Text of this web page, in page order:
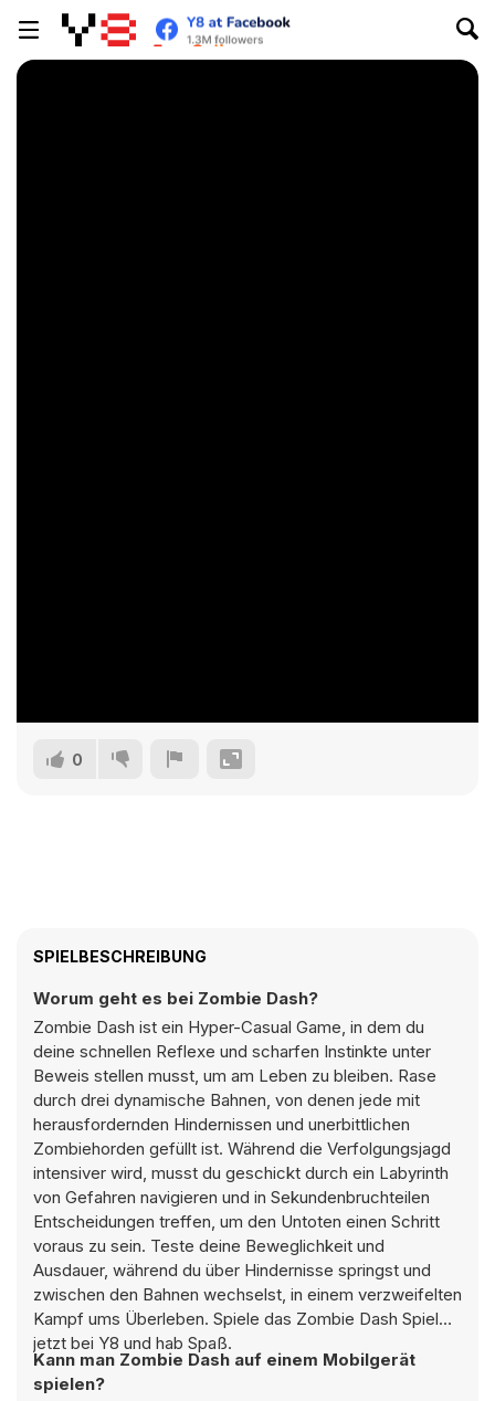
0
SPIELBESCHREIBUNG
Worum geht es bei Zombie Dash?
Zombie Dash ist ein Hyper-Casual Game, in dem du
deine schnellen Reflexe und scharfen Instinkte unter
Beweis stellen musst, um am Leben zu bleiben. Rase
durch drei dynamische Bahnen, von denen jede mit
herausfordernden Hindernissen und unerbittlichen
Zombiehorden gefüllt ist. Während die Verfolgungsjagd
intensiver wird, musst du geschickt durch ein Labyrinth
von Gefahren navigieren und in Sekundenbruchteilen
Entscheidungen treffen, um den Untoten einen Schritt
voraus zu sein. Teste deine Beweglichkeit und
Ausdauer, während du über Hindernisse springst und
zwischen den Bahnen wechselst, in einem verzweifelten
Kampf ums Überleben. Spiele das Zombie Dash Spiel
jetzt bei Y8 und hab Spaß.
Kann man Zombie Dash auf einem Mobilgerät
spielen?